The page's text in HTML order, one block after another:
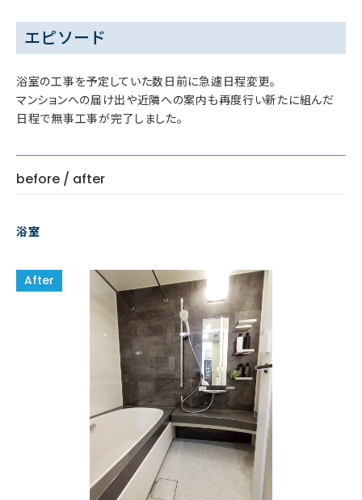
エピソード
浴室の工事を予定していた数日前に急遽日程変更。
マンションへの届け出や近隣への案内も再度行い新たに組んだ
日程で無事工事が完了しました。
before / after
浴室